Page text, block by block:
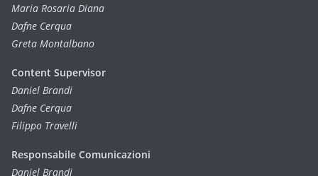
Maria Rosaria Diana
Dafne Cerqua
Greta Montalbano
Content Supervisor
Daniel Brandi
Dafne Cerqua
Filippo Travelli
Responsabile Comunicazioni
Daniel Brandi